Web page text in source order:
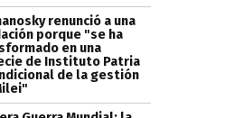
renunció a una
porque "se ha
en una
de Instituto Patria
de la gestión